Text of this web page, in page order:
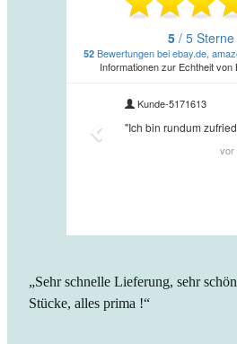
„Sehr schnelle Lieferung, sehr
Stücke, alles prima !“